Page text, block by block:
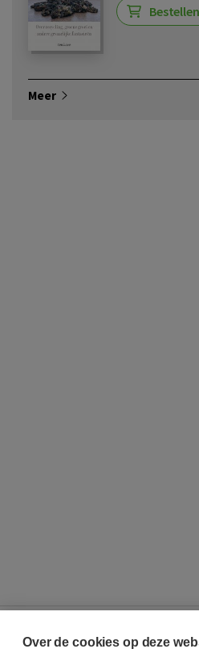
Bestellen
Meer
Over de cookies op deze